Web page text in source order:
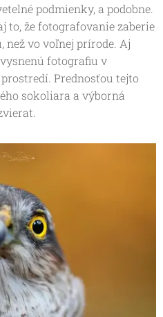
podmienky, a podobne.
to, že fotografovanie zaberie
než vo voľnej prírode. Aj
fotografiu v
Prednosťou tejto
sokoliara a výborná